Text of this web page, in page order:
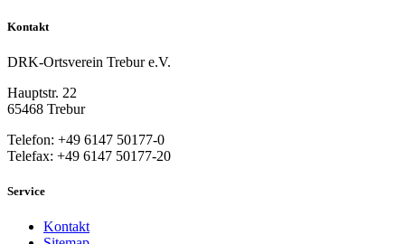
Kontakt
DRK-Ortsverein Trebur e.V.
Hauptstr. 22
65468 Trebur
Telefon: +49 6147 50177-0
Telefax: +49 6147 50177-20
Service
Kontakt